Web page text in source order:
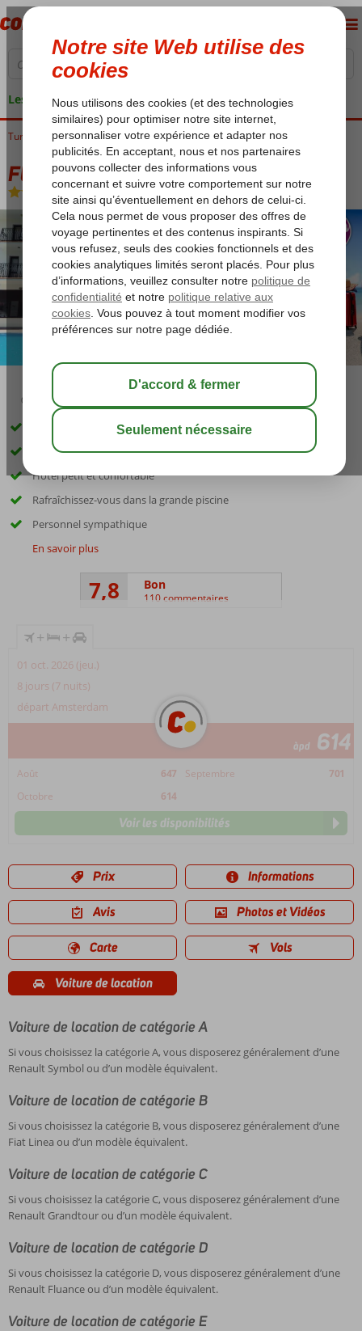
Les garanties de vacances
Turquie Côte Égéenne Fethiye Calis Fly & Go Area Hotel
Fly & Go Area Hotel
Chambre et petit déjeuner-Hôtel
03:30 sauver
Y compris la voiture de location
Emplacement parfait, juste sur la plage et le boulevard
Hôtel petit et confortable
Rafraîchissez-vous dans la grande piscine
Personnel sympathique
En savoir plus
7,8 Bon
110 commentaires
+ +
01 oct. 2026 (jeu.)
8 jours (7 nuits)
départ Amsterdam
àpd 614
Août 647 Septembre
701
Octobre
614
Voir les disponibilités
Prix Informations
Avis Photos et Vidéos
Carte Vols
Voiture de location
Voiture de location de catégorie A
Si vous choisissez la catégorie A, vous disposerez généralement d’une
Renault Symbol ou d’un modèle équivalent.
Voiture de location de catégorie B
Si vous choisissez la catégorie B, vous disposerez généralement d’une
Fiat Linea ou d’un modèle équivalent.
Voiture de location de catégorie C
Si vous choisissez la catégorie C, vous disposerez généralement d’une
Renault Grandtour ou d’un modèle équivalent.
Voiture de location de catégorie D
Si vous choisissez la catégorie D, vous disposerez généralement d’une
Renault Fluance ou d’un modèle équivalent.
Voiture de location de catégorie E